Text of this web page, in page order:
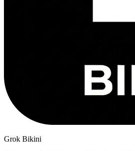
Grok Bikini